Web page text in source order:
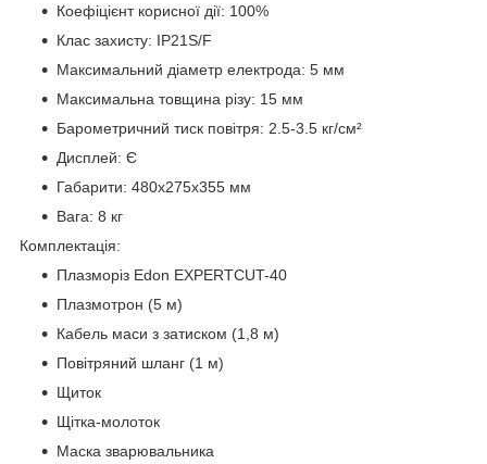
Коефіцієнт корисної дії: 100%
Клас захисту: IP21S/F
Максимальний діаметр електрода: 5 мм
Максимальна товщина різу: 15 мм
Барометричний тиск повітря: 2.5-3.5 кг/см²
Дисплей: Є
Габарити: 480x275x355 мм
Вага: 8 кг
Комплектація:
Плазморіз Edon EXPERTCUT-40
Плазмотрон (5 м)
Кабель маси з затиском (1,8 м)
Повітряний шланг (1 м)
Щиток
Щітка-молоток
Маска зварювальника